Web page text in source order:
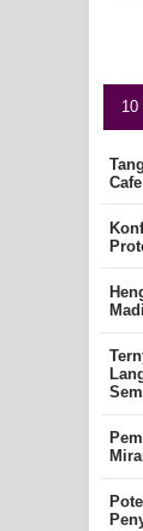
10
Cafe
Madi